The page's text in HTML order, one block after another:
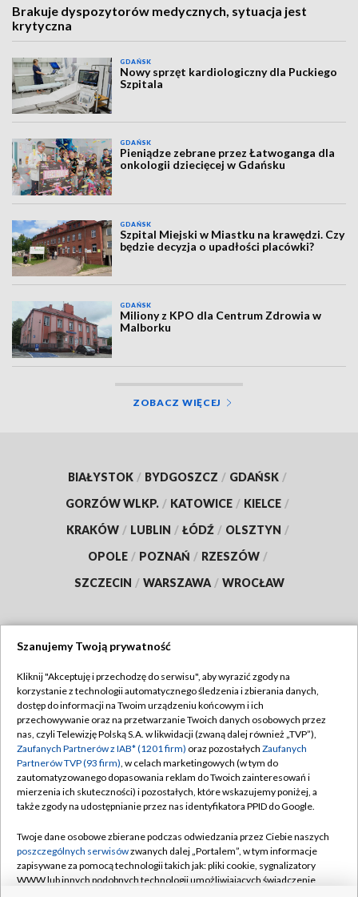
Brakuje dyspozytorów medycznych, sytuacja jest
krytyczna
GDAŃSK
Nowy sprzęt kardiologiczny dla Puckiego
Szpitala
GDAŃSK
Pieniądze zebrane przez Łatwoganga dla
onkologii dziecięcej w Gdańsku
GDAŃSK
Szpital Miejski w Miastku na krawędzi. Czy
będzie decyzja o upadłości placówki?
GDAŃSK
Miliony z KPO dla Centrum Zdrowia w
Malborku
ZOBACZ WIĘCEJ
BIAŁYSTOK / BYDGOSZCZ / GDAŃSK /
GORZÓW WLKP. / KATOWICE / KIELCE /
KRAKÓW / LUBLIN / ŁÓDŹ / OLSZTYN /
OPOLE / POZNAŃ / RZESZÓW /
SZCZECIN / WARSZAWA / WROCŁAW
TVP
Abonament TVP
Emisja w TVP
Centrum informacji TVP
Naziemna Telewizja Cyfrowa
Rada Programowa
System NOS
Regulamin TVP
Polityka prywatności
Moje zgody
Pomoc
Kontakt
Szanujemy Twoją prywatność
Kliknij "Akceptuję i przechodzę do serwisu", aby wyrazić zgody na
korzystanie z technologii automatycznego śledzenia i zbierania danych,
dostęp do informacji na Twoim urządzeniu końcowym i ich
przechowywanie oraz na przetwarzanie Twoich danych osobowych przez
nas, czyli Telewizję Polską S.A. w likwidacji (zwaną dalej również „TVP”),
Zaufanych Partnerów z IAB* (1201 firm) oraz pozostałych Zaufanych
Partnerów TVP (93 firm), w celach marketingowych (w tym do
zautomatyzowanego dopasowania reklam do Twoich zainteresowań i
mierzenia ich skuteczności) i pozostałych, które wskazujemy poniżej, a
także zgody na udostępnianie przez nas identyfikatora PPID do Google.
Twoje dane osobowe zbierane podczas odwiedzania przez Ciebie naszych
poszczególnych serwisówzwanych dalej „Portalem”, w tym informacje
zapisywane za pomocą technologii takich jak: pliki cookie, sygnalizatory
WWW lub innych podobnych technologii umożliwiających świadczenie